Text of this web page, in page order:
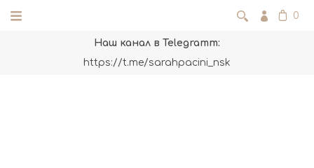
0
Наш канал в Telegramm:
https://t.me/sarahpacini_nsk